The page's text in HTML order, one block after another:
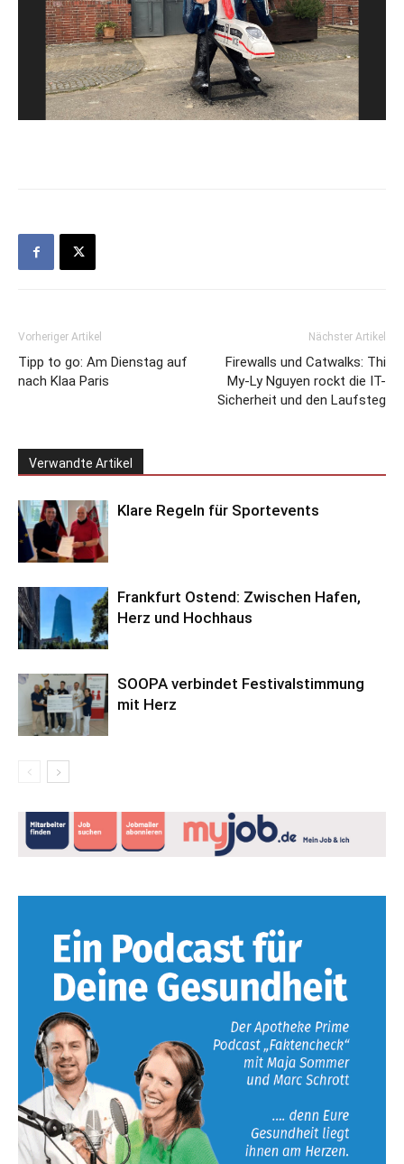
Vorheriger Artikel
Tipp to go: Am Dienstag auf
nach Klaa Paris
Nächster Artikel
Firewalls und Catwalks: Thi
My-Ly Nguyen rockt die IT-
Sicherheit und den Laufsteg
Verwandte Artikel
Klare Regeln für Sportevents
Frankfurt Ostend: Zwischen Hafen,
Herz und Hochhaus
SOOPA verbindet Festivalstimmung
mit Herz